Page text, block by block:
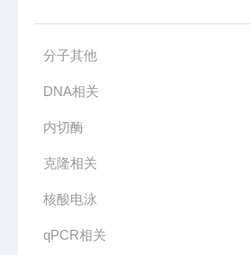
分子其他
DNA相关
内切酶
克隆相关
核酸电泳
qPCR相关